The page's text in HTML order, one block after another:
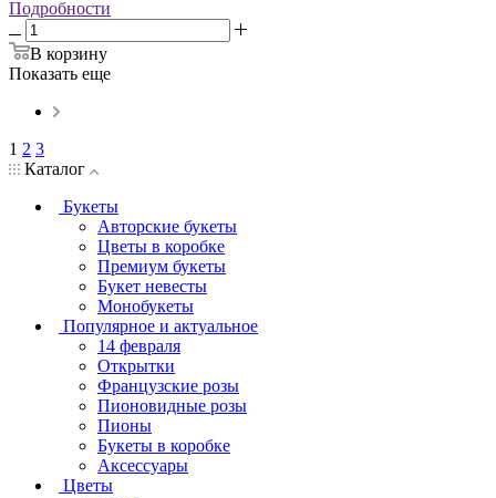
Подробности
В корзину
Показать еще
1 2 3
Каталог
Букеты
Авторские букеты
Цветы в коробке
Премиум букеты
Букет невесты
Монобукеты
Популярное и актуальное
14 февраля
Открытки
Французские розы
Пионовидные розы
Пионы
Букеты в коробке
Аксессуары
Цветы